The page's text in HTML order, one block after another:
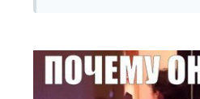
Ему очень сильно повезло
всегда торговал в минус.